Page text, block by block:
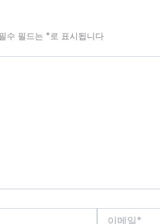
수 필드는 *로 표시됩니다